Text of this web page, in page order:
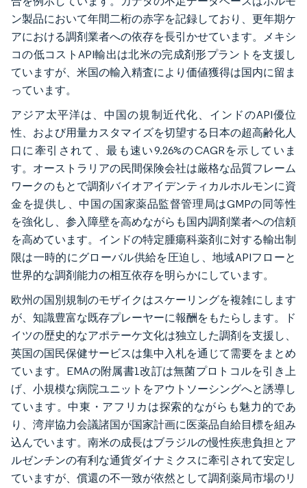
ン製品において年間二桁の赤字を記録しており、更年期ケ
アにおける調剤業者への依存を長引かせています。メキシ
コの低コストAPI輸出は北米の完成剤形プラントを支援し
ていますが、米国の輸入精査により価値獲得は国内に留ま
っています。
アジア太平洋は、中国の規制近代化、インドのAPI優位
性、および用量カスタマイズを切望する日本の超高齢化人
口に牽引されて、最も速い9.26%のCAGRを示していま
す。オーストラリアの民間保険会社は厳格な品質フレーム
ワークのもとで調剤バイオアイデンティカルホルモンに資
金を提供し、中国の国家薬品監督管理局はGMPの同等性
を強化し、参入障壁を高めながらも国内調剤業者への信頼
を高めています。インドの特定腫瘍科薬剤に対する輸出制
限は一時的にグローバル供給を圧迫し、地域APIフローと
世界的な調剤能力の相互依存を明らかにしています。
欧州の国別規制のモザイクはスケーリングを複雑にします
が、知識豊富な既存プレーヤーに報酬をもたらします。ド
イツの歴史的なアポテーケ文化は独立した調剤を支援し、
英国の国民保健サービスは集中入札を通じて需要をまとめ
ています。EMAの附属書1改訂は無菌プロトコルを引き上
げ、小規模な病院ユニットをアウトソーシングへと誘導し
ています。中東・アフリカは探索的ながらも魅力的であ
り、湾岸協力会議諸国が国家計画に医薬品自給目標を組み
込んでいます。南米の成長はブラジルの慢性疾患負担とア
ルゼンチンの有利な通貨ダイナミクスに牽引されて安定し
ていますが、償還の不一致が依然として調剤薬局市場のリ